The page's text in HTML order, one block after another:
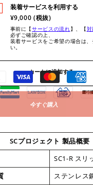
装着サービスを利用する
¥9,000 (税抜)
事前に【サービスの流れ】、【
必ずご確認の上、
装着サービスをご希望の場合は
い。
カートに追加する
今すぐ購入
SCプロジェクト 製品概要
SC1-R スリ
ステンレス